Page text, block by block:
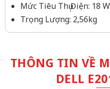
Mức Tiêu Thụ̣ Điện: 18
Trọng Lượng: 2,56kg
THÔNG TIN VỀ
DELL